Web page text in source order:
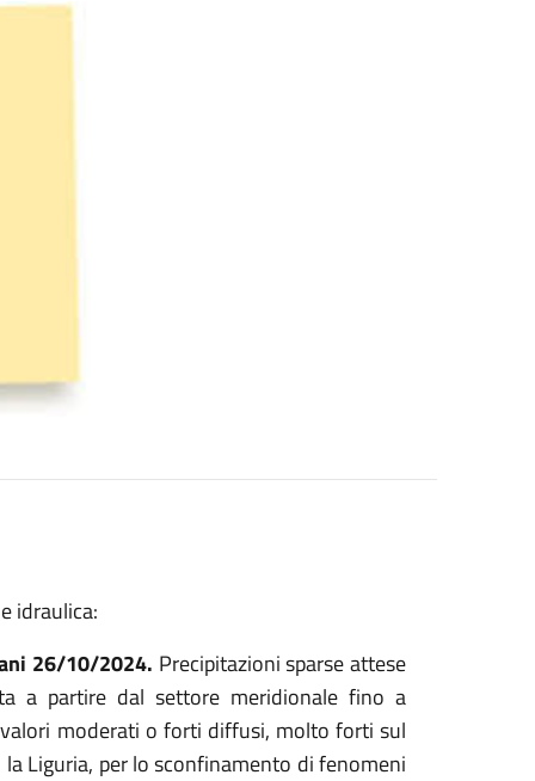
idraulica:
26/10/2024. Precipitazioni sparse attese
a partire dal settore meridionale fino a
moderati o forti diffusi, molto forti sul
Liguria, per lo sconfinamento di fenomeni